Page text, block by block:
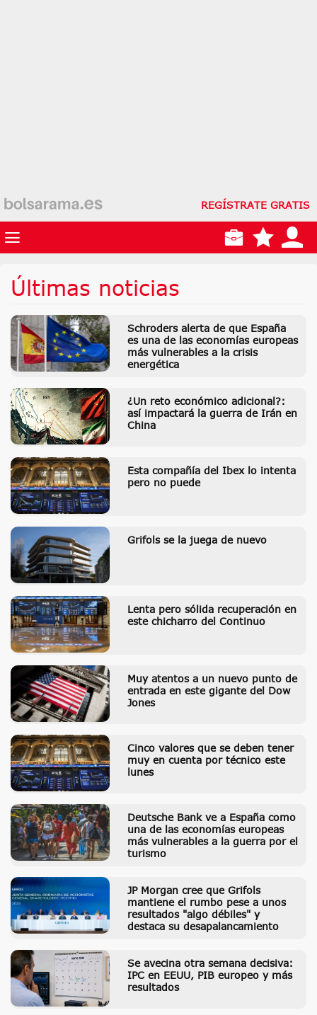
REGÍSTRATE GRATIS
Últimas noticias
Schroders alerta de que España
es una de las economías europeas
más vulnerables a la crisis
energética
¿Un reto económico adicional?:
así impactará la guerra de Irán en
China
Esta compañía del Ibex lo intenta
pero no puede
Grifols se la juega de nuevo
Lenta pero sólida recuperación en
este chicharro del Continuo
Muy atentos a un nuevo punto de
entrada en este gigante del Dow
Jones
Cinco valores que se deben tener
muy en cuenta por técnico este
lunes
Deutsche Bank ve a España como
una de las economías europeas
más vulnerables a la guerra por el
turismo
JP Morgan cree que Grifols
mantiene el rumbo pese a unos
resultados "algo débiles" y
destaca su desapalancamiento
Se avecina otra semana decisiva:
IPC en EEUU, PIB europeo y más
resultados